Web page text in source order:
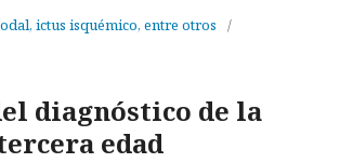
ictus isquémico, entre otros
/
diagnóstico de la
edad